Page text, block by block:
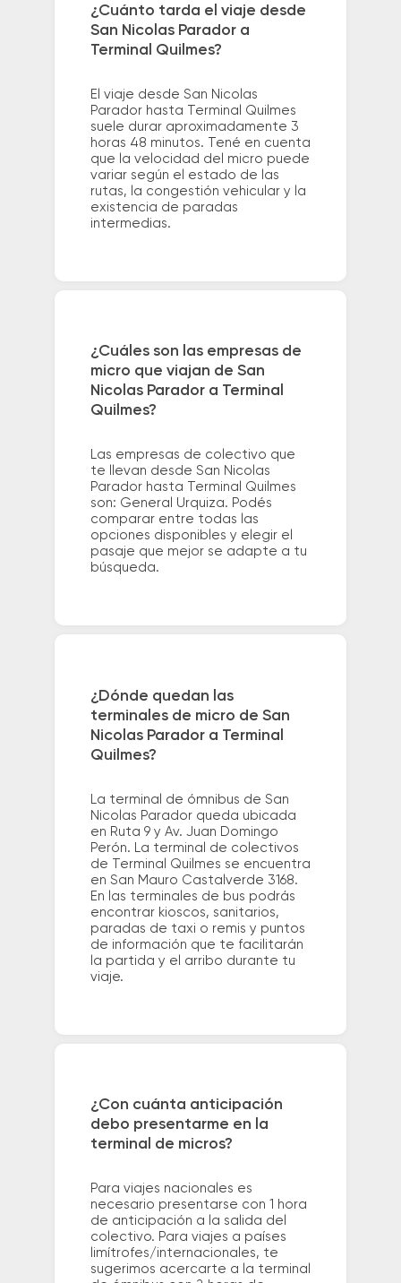
¿Cuánto tarda el viaje desde
San Nicolas Parador a
Terminal Quilmes?
El viaje desde San Nicolas
Parador hasta Terminal Quilmes
suele durar aproximadamente 3
horas 48 minutos. Tené en cuenta
que la velocidad del micro puede
variar según el estado de las
rutas, la congestión vehicular y la
existencia de paradas
intermedias.
¿Cuáles son las empresas de
micro que viajan de San
Nicolas Parador a Terminal
Quilmes?
Las empresas de colectivo que
te llevan desde San Nicolas
Parador hasta Terminal Quilmes
son: General Urquiza. Podés
comparar entre todas las
opciones disponibles y elegir el
pasaje que mejor se adapte a tu
búsqueda.
¿Dónde quedan las
terminales de micro de San
Nicolas Parador a Terminal
Quilmes?
La terminal de ómnibus de San
Nicolas Parador queda ubicada
en Ruta 9 y Av. Juan Domingo
Perón. La terminal de colectivos
de Terminal Quilmes se encuentra
en San Mauro Castalverde 3168.
En las terminales de bus podrás
encontrar kioscos, sanitarios,
paradas de taxi o remis y puntos
de información que te facilitarán
la partida y el arribo durante tu
viaje.
¿Con cuánta anticipación
debo presentarme en la
terminal de micros?
Para viajes nacionales es
necesario presentarse con 1 hora
de anticipación a la salida del
colectivo. Para viajes a países
limítrofes/internacionales, te
sugerimos acercarte a la terminal